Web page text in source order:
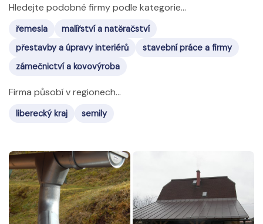
Hledejte podobné firmy podle kategorie...
řemesla
malířství a natěračství
přestavby a úpravy interiérů
stavební práce a firmy
zámečnictví a kovovýroba
Firma působí v regionech...
liberecký kraj semily